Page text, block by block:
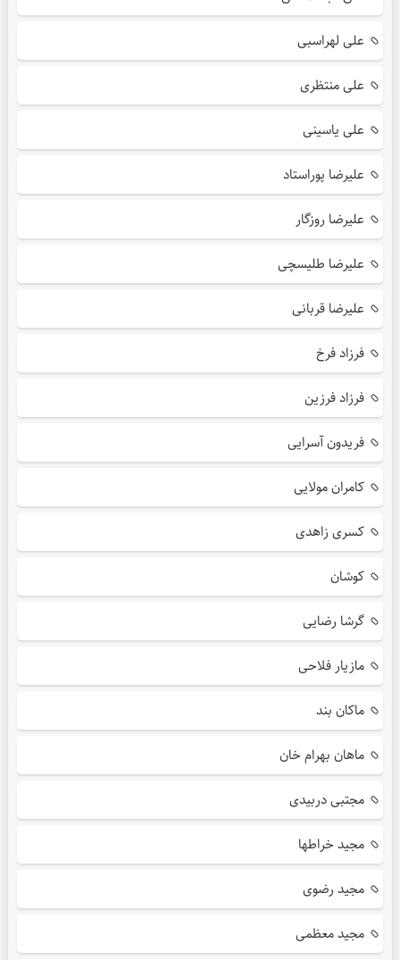
علی لهراسبی
علی منتظری
علی یاسینی
علیرضا پوراستاد
علیرضا روزگار
علیرضا طلیسچی
علیرضا قربانی
فرزاد فرخ
فرزاد فرزین
فریدون آسرایی
کامران مولایی
کسری زاهدی
کوشان
گرشا رضایی
مازیار فلاحی
ماکان بند
ماهان بهرام خان
مجتبی دربیدی
مجید خراطها
مجید رضوی
مجید معظمی